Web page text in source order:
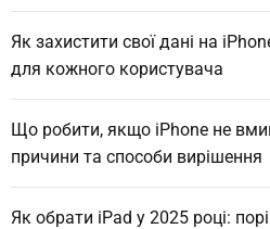
Як захистити свої дані на
для кожного користувача
Що робити, якщо iPhone не
причини та способи вирішення
Як обрати iPad у 2025 році: